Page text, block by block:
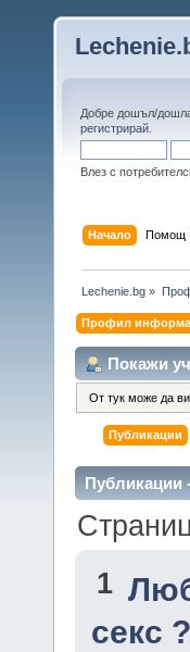
Добре дошъл/
регистрирай
Влез с
Начало Помощ
Lechenie.bg »
Профил
Покажи
От тук може да
Публикации
Публикации
1
секс ?